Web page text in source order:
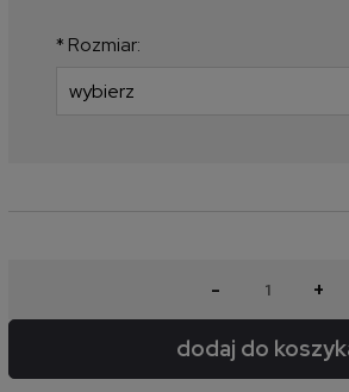
* Rozmiar:
- +
dodaj do